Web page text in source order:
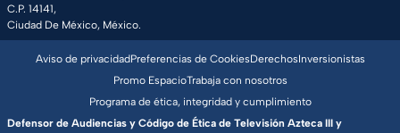
C.P. 14141,
Ciudad De México, México.
Aviso de privacidadPreferencias de CookiesDerechosInversionistas
Promo EspacioTrabaja con nosotros
Programa de ética, integridad y cumplimiento
Defensor de Audiencias y Código de Ética de Televisión Azteca III y